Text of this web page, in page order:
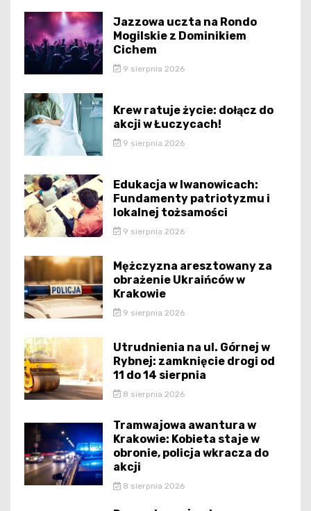
Jazzowa uczta na Rondo
Mogilskie z Dominikiem
Cichem
9 sierpnia 2026
Krew ratuje życie: dołącz do
akcji w Łuczycach!
9 sierpnia 2026
Edukacja w Iwanowicach:
Fundamenty patriotyzmu i
lokalnej tożsamości
9 sierpnia 2026
Mężczyzna aresztowany za
obrażenie Ukraińców w
Krakowie
9 sierpnia 2026
Utrudnienia na ul. Górnej w
Rybnej: zamknięcie drogi od
11 do 14 sierpnia
8 sierpnia 2026
Tramwajowa awantura w
Krakowie: Kobieta staje w
obronie, policja wkracza do
akcji
8 sierpnia 2026